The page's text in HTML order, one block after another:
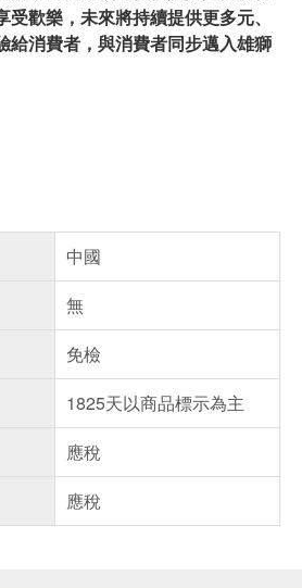
歡樂，未來將持續提供更多元、
給消費者，與消費者同步邁入雄獅
中國
無
免檢
1825天以商品標示為主
應稅
應稅